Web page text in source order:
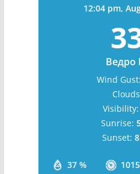
12:04 pm,
Ведро
37 %
Wind Gust:
Visibility:
Sunrise:
Sunset: